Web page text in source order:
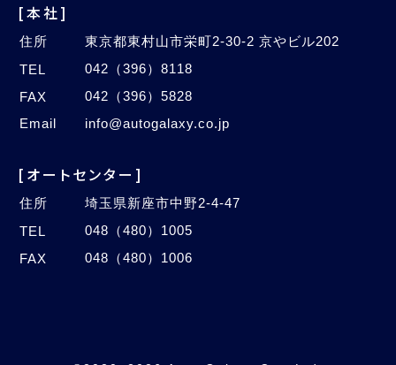
[本社]
住所
東京都東村山市栄町2-30-2 京やビル202
TEL
042（396）8118
FAX
042（396）5828
Email
info@autogalaxy.co.jp
[オートセンター]
住所
埼玉県新座市中野2-4-47
TEL
048（480）1005
FAX
048（480）1006